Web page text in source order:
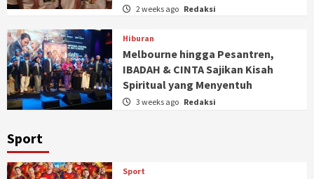
2 weeks ago Redaksi
Hiburan
Melbourne hingga Pesantren,
IBADAH & CINTA Sajikan Kisah
Spiritual yang Menyentuh
3 weeks ago Redaksi
Sport
Sport